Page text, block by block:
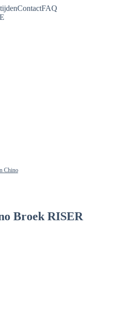
ContactFAQ
Chino
Broek RISER